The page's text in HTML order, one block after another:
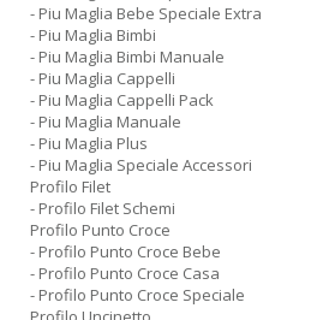
- Piu Maglia Bebe Speciale Extra
- Piu Maglia Bimbi
- Piu Maglia Bimbi Manuale
- Piu Maglia Cappelli
- Piu Maglia Cappelli Pack
- Piu Maglia Manuale
- Piu Maglia Plus
- Piu Maglia Speciale Accessori
Profilo Filet
- Profilo Filet Schemi
Profilo Punto Croce
- Profilo Punto Croce Bebe
- Profilo Punto Croce Casa
- Profilo Punto Croce Speciale